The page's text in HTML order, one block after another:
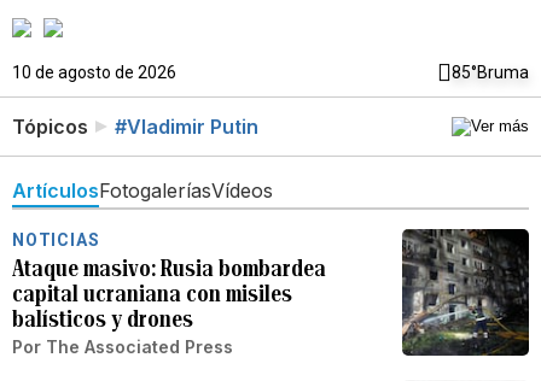
10 de agosto de 2026 85°Bruma
Tópicos #Vladimir Putin
ArtículosFotogaleríasVídeos
NOTICIAS
Ataque masivo: Rusia bombardea
capital ucraniana con misiles
balísticos y drones
Por The Associated Press